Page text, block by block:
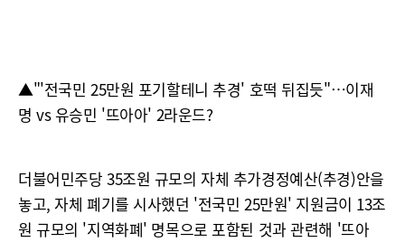
▲"'전국민 25만원 포기할테니 추경' 호떡 뒤집듯"…이재
명 vs 유승민 '뜨아아' 2라운드?
더불어민주당 35조원 규모의 자체 추가경정예산(추경)안을
놓고, 자체 폐기를 시사했던 '전국민 25만원' 지원금이 13조
원 규모의 '지역화폐' 명목으로 포함된 것과 관련해 '뜨아